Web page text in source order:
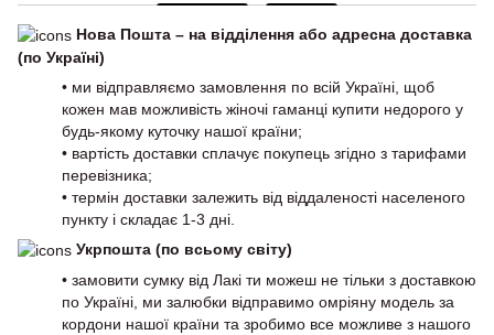
Нова Пошта – на відділення або адресна доставка
(по Україні)
• ми відправляємо замовлення по всій Україні, щоб
кожен мав можливість жіночі гаманці купити недорого у
будь-якому куточку нашої країни;
• вартість доставки сплачує покупець згідно з тарифами
перевізника;
• термін доставки залежить від віддаленості населеного
пункту і складає 1-3 дні.
Укрпошта (по всьому світу)
• замовити сумку від Лакі ти можеш не тільки з доставкою
по Україні, ми залюбки відправимо омріяну модель за
кордони нашої країни та зробимо все можливе з нашого